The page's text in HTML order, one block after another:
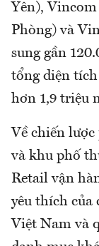
Yên),
Phòng) và
sung gần
tổng diện
hơn 1,9 triệu
Về chiến
và khu phố
Retail vận
yêu thích của
Việt Nam và